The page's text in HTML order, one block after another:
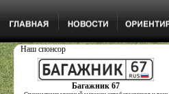
Наш спонсор
Багажник 67